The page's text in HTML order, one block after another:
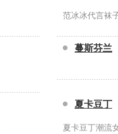
范冰冰代言袜
蔓斯芬兰
夏卡豆丁
夏卡豆丁潮流